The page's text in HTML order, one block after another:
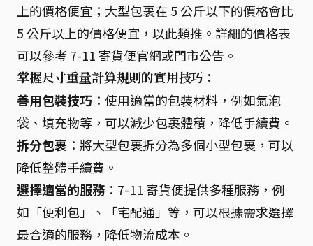
上的價格便宜；大型包裹在 5 公斤以下的價格會比
5 公斤以上的價格便宜，以此類推。詳細的價格表
可以參考 7-11 寄貨便官網或門市公告。
掌握尺寸重量計算規則的實用技巧：
善用包裝技巧 ：使用適當的包裝材料，例如氣泡
袋、填充物等，可以減少包裹體積，降低手續費。
拆分包裹 ：將大型包裹拆分為多個小型包裹，可以
降低整體手續費。
選擇適當的服務 ：7-11 寄貨便提供多種服務，例
如「便利包」、「宅配通」等，可以根據需求選擇
最合適的服務，降低物流成本。